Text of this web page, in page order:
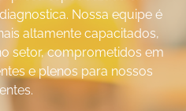
Nossa equipe é
altamente capacitados,
setor, comprometidos em
e plenos para nossos